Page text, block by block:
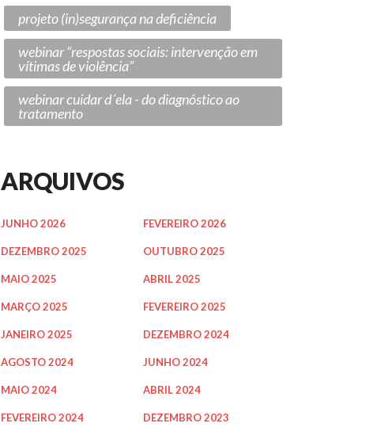
projeto (in)segurança na deficiência
webinar “respostas sociais: intervenção em
vítimas de violência”
webinar cuidar d´ela - do diagnóstico ao
tratamento
ARQUIVOS
JUNHO 2026 FEVEREIRO 2026
DEZEMBRO 2025 OUTUBRO 2025
MAIO 2025 ABRIL 2025
MARÇO 2025 FEVEREIRO 2025
JANEIRO 2025 DEZEMBRO 2024
AGOSTO 2024 JUNHO 2024
MAIO 2024 ABRIL 2024
FEVEREIRO 2024 DEZEMBRO 2023